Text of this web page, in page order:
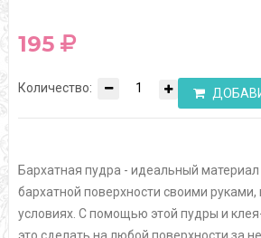
195
Количество:
Бархатная пудра - идеальный
бархатной поверхности своими
условиях. С помощью этой пудры и